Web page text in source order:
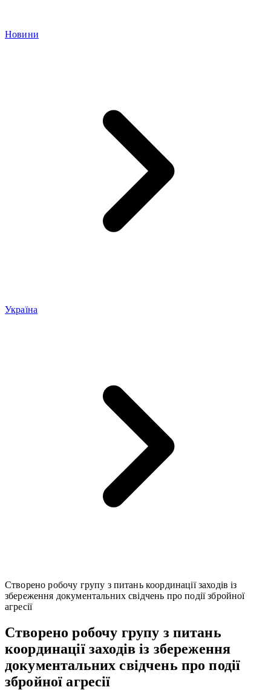
Новини
Україна
Створено робочу групу з питань координації заходів із
збереження документальних свідчень про події збройної
агресії
Створено робочу групу з питань
координації заходів із збереження
документальних свідчень про події
збройної агресії